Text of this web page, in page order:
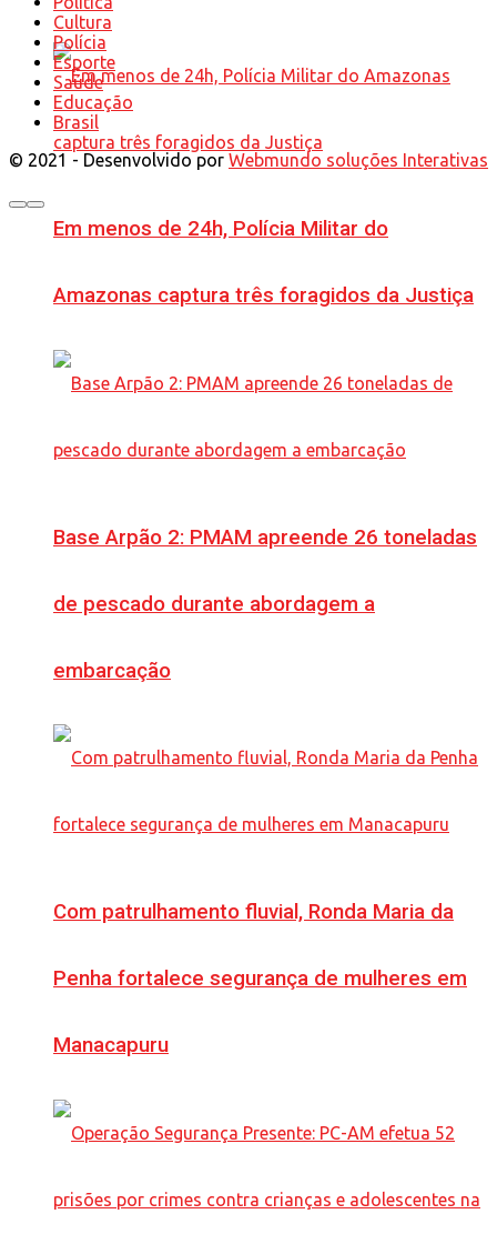
Em menos de 24h, Polícia Militar do
Amazonas captura três foragidos da Justiça
Base Arpão 2: PMAM apreende 26 toneladas
de pescado durante abordagem a
embarcação
Com patrulhamento fluvial, Ronda Maria da
Penha fortalece segurança de mulheres em
Manacapuru
Cultura
Polícia
Esporte
Saúde
Educação
Brasil
© 2021 - Desenvolvido por Webmundo soluções Interativas